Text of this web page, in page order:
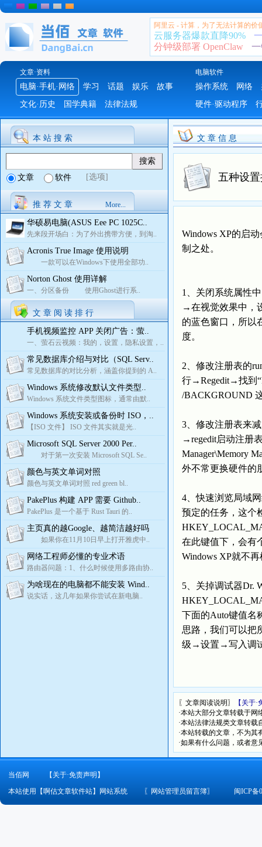
阿里云 - 计算，为了无法计算的价
云服务器爆款直降90%
分钟级部署 OpenClaw
文章·资料 电脑软件
电脑·手机·网络 学习 话题 娱乐
故事
文化·历史
国学典籍 法律法规
操作系统 网络
硬件·驱动程序
本 站 搜 索
文章 软件 [选项]
推 荐 文 章 More...
华硕易电脑(ASUS Eee PC 1025C..
先来段开场白：为了外出携带方便，到淘..
Acronis True Image 使用说明
一款可以在Windows下使用全部功..
Norton Ghost 使用详解
一、分区备份 使用Ghost进行系..
文 章 阅 读 排 行
手机视频监控 APP 关闭广告：萤..
一、萤石云视频：我的，设置，隐私设置，..
常见数据库介绍与对比（SQL Serv..
常见数据库的对比分析，涵盖你提到的 A..
Windows 系统修改默认文件类型..
Windows 系统文件类型图标，通常由默..
Windows 系统安装或备份时 ISO，..
【ISO 文件】 ISO 文件其实就是光..
Microsoft SQL Server 2000 Per..
对于第一次安装 Microsoft SQL Se..
颜色与英文单词对照
颜色与英文单词对照 red green bl..
PakePlus 构建 APP 需要 Github..
PakePlus 是一个基于 Rust Tauri 的..
主页真的越Google、越简洁越好吗
如果你在11月10日早上打开雅虎中..
网络工程师必懂的专业术语
路由器问题：1、什么时候使用多路由协..
为啥现在的电脑都不能安装 Wind..
说实话，这几年如果你尝试在新电脑..
文 章 信 息
五种设
Windows XP的启
制之处。
1、关闭系统属性
→在视觉效果中，
的蓝色窗口，所以
度。
2、修改注册表的
行→Regedit→找到
/BACKGROUND
3、修改注册表来
→regedit启动注册
Manager\Memory
外不常更换硬件的
4、快速浏览局域
预定的任务，这个
在此键值下，会有
Windows XP就不
5、关掉调试器Dr.
下面的Auto键值名
思路，我们可以把
级→设置→写入调
〖文章阅读说明〗
【关于
·本站大部分文章转载于
·本站法律法规类文章转
·本站转载的文章，不为
·如果有什么问题，或者意
当佰网
【关于·免责声明】
本站使用【啊估文章软件站】网站系统
〖 网站管理员留言簿〗 闽ICP备